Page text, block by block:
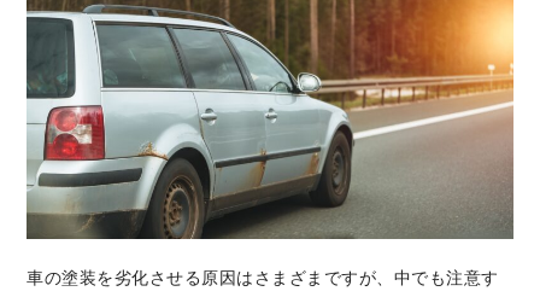
車の塗装を劣化させる原因はさまざまですが、中でも注意す